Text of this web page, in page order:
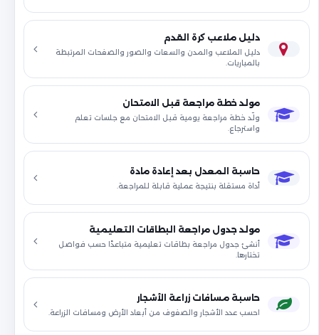
دليل ملاعب كرة القدم
دليل الملاعب والمدن والسعات والصور والصفحات المرتبطة
بالمباريات.
مولد خطة مراجعة قبل الامتحان
ولّد خطة مراجعة يومية قبل الامتحان مع جلسات تعلم
واسترجاع.
حاسبة المعدل بعد إعادة مادة
أداة مستقلة بنتيجة عملية قابلة للمراجعة.
مولد جدول مراجعة البطاقات التعليمية
أنشئ جدول مراجعة بطاقات تعليمية متباعدًا حسب فواصل
تختارها.
حاسبة مسافات زراعة الأشجار
احسب عدد الأشجار والصفوف من أبعاد الأرض ومسافات الزراعة.